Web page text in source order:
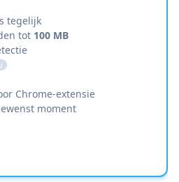
tegelijk
tot 100 MB
i
Chrome-extensie
moment